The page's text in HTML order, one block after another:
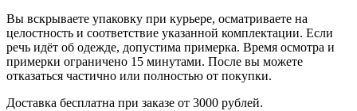
Вы вскрываете упаковку при курьере, осматриваете на
целостность и соответствие указанной комплектации. Если
речь идёт об одежде, допустима примерка. Время осмотра и
примерки ограничено 15 минутами. После вы можете
отказаться частично или полностью от покупки.
Доставка бесплатна при заказе от 3000 рублей.